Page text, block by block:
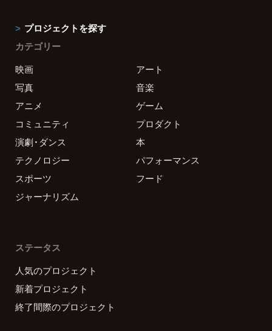
プロジェクトを探す
カテゴリー
映画
アート
写真
音楽
アニメ
ゲーム
コミュニティ
プロダクト
演劇・ダンス
本
テクノロジー
パフォーマンス
スポーツ
フード
ジャーナリズム
ステータス
人気のプロジェクト
新着プロジェクト
終了間際のプロジェクト